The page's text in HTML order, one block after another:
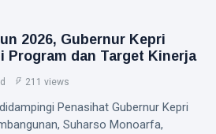
2026, Gubernur Kepri
Program dan Target Kinerja
211 views
Penasihat Gubernur Kepri
Suharso Monoarfa,